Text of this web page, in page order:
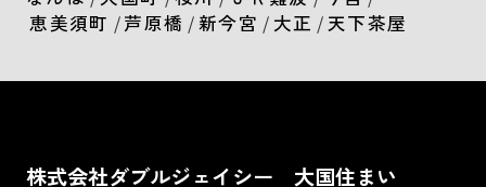
恵美須町 /芦原橋 /新今宮 / 大正 /天下茶屋
株式会社ダブルジェイシー 大国住まい